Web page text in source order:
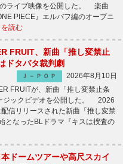
ライブ映像を公開した。 楽曲
PIECE』エルバフ編のオープニ
読む
FRUIT、新曲「推し変禁止
ドタバタ裁判劇
Ｊ－ＰＯＰ
2026年8月10日
FRUITが、新曲「推し変禁止条
ジックビデオを公開した。 2026
信リリースされた新曲「推し変禁
となったBLドラマ『キスは捜査の
ドームツアーや高尺スカイ